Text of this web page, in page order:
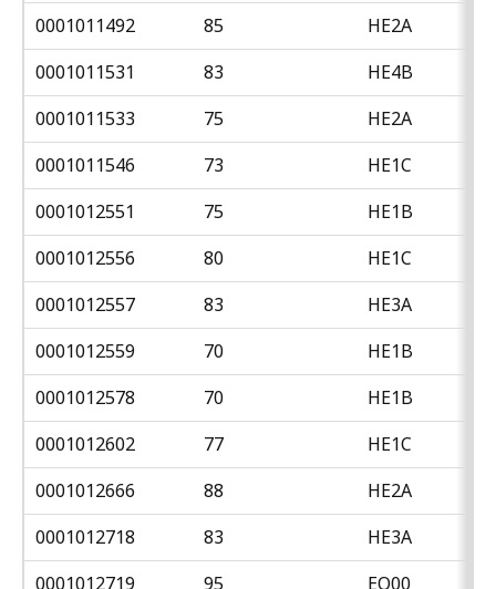
0001011492
85
HE2A
0001011531
83
HE4B
0001011533
75
HE2A
0001011546
73
HE1C
0001012551
75
HE1B
0001012556
80
HE1C
0001012557
83
HE3A
0001012559
70
HE1B
0001012578
70
HE1B
0001012602
77
HE1C
0001012666
88
HE2A
0001012718
83
HE3A
0001012719
95 EO00